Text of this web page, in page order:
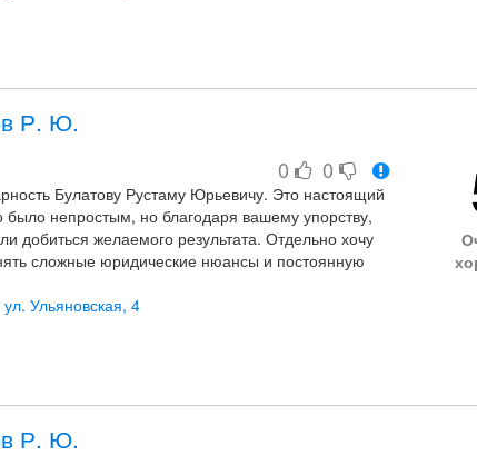
Р. Ю.
0 0
Булатову Рустаму Юрьевичу. Это настоящий
непростым, но благодаря вашему упорству,
добиться желаемого результата. Отдельно хочу
сложные юридические нюансы и постоянную
специалиста!
Ульяновская, 4
Р. Ю.